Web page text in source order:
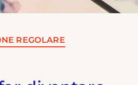
REGOLARE